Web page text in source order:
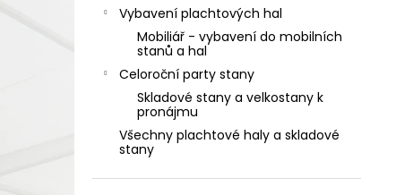
Vybavení plachtových hal
Mobiliář - vybavení do mobilních
stanů a hal
Celoroční party stany
Skladové stany a velkostany k
pronájmu
Všechny plachtové haly a skladové
stany